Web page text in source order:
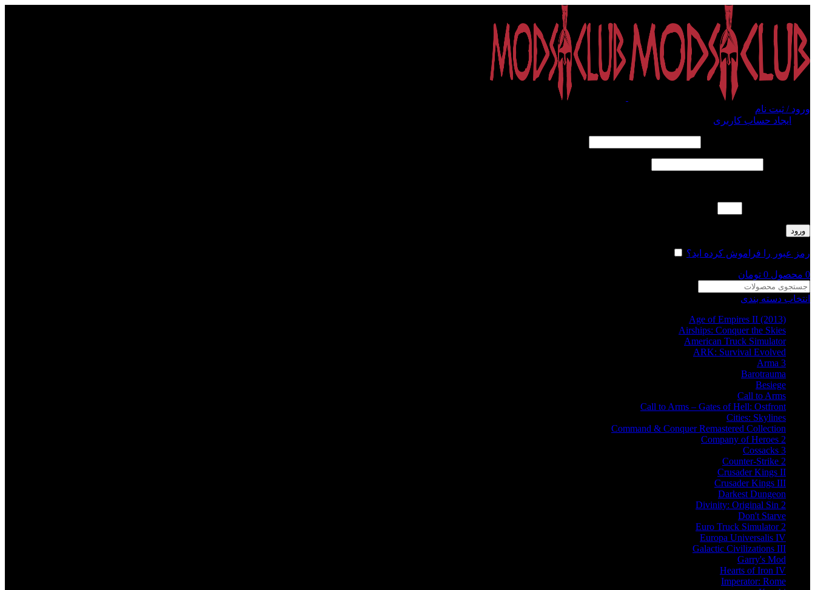
ورود / ثبت نام
ایجاد حساب کاربری
ورود
رمز عبور را فراموش کرده اید؟
0 محصول 0 تومان
انتخاب دسته بندی
Age of Empires II (2013)
Airships: Conquer the Skies
American Truck Simulator
ARK: Survival Evolved
Arma 3
Barotrauma
Besiege
Call to Arms
Call to Arms – Gates of Hell: Ostfront
Cities: Skylines
Command & Conquer Remastered Collection
Company of Heroes 2
Cossacks 3
Counter-Strike 2
Crusader Kings II
Crusader Kings III
Darkest Dungeon
Divinity: Original Sin 2
Don't Starve
Euro Truck Simulator 2
Europa Universalis IV
Galactic Civilizations III
Garry's Mod
Hearts of Iron IV
Imperator: Rome